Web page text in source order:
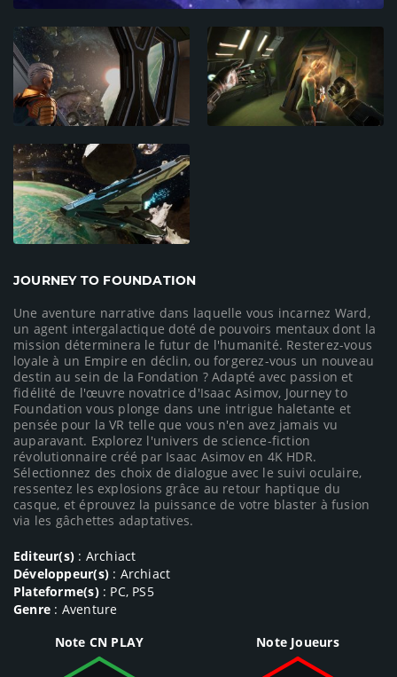
JOURNEY TO FOUNDATION
Une aventure narrative dans laquelle vous incarnez Ward,
un agent intergalactique doté de pouvoirs mentaux dont la
mission déterminera le futur de l'humanité. Resterez-vous
loyale à un Empire en déclin, ou forgerez-vous un nouveau
destin au sein de la Fondation ? Adapté avec passion et
fidélité de l'œuvre novatrice d'Isaac Asimov, Journey to
Foundation vous plonge dans une intrigue haletante et
pensée pour la VR telle que vous n'en avez jamais vu
auparavant. Explorez l'univers de science-fiction
révolutionnaire créé par Isaac Asimov en 4K HDR.
Sélectionnez des choix de dialogue avec le suivi oculaire,
ressentez les explosions grâce au retour haptique du
casque, et éprouvez la puissance de votre blaster à fusion
via les gâchettes adaptatives.
Editeur(s) : Archiact
Développeur(s): Archiact
Plateforme(s): PC, PS5
Genre : Aventure
Note CN PLAY
Note Joueurs